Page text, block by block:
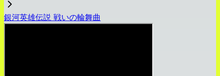
銀河英雄伝説 戦いの輪舞曲